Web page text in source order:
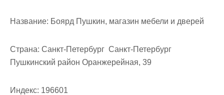
Название: Боярд Пушкин, магазин мебели и дверей
Страна: Санкт-Петербург Санкт-Петербург
Пушкинский район Оранжерейная, 39
Индекс: 196601